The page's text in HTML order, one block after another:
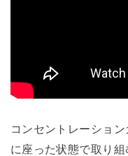
コンセントレーショ
に座った状態で取り